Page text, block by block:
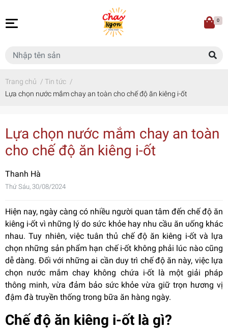
0
Trang chủ / Tin tức /
Lựa chọn nước mắm chay an toàn cho chế độ ăn kiêng i-ốt
Lựa chọn nước mắm chay an toàn
cho chế độ ăn kiêng i-ốt
Thanh Hà
Thứ Sáu, 30/08/2024
Hiện nay, ngày càng có nhiều người quan tâm đến chế độ ăn
kiêng i-ốt vì những lý do sức khỏe hay nhu cầu ăn uống khác
nhau. Tuy nhiên, việc tuân thủ chế độ ăn kiêng i-ốt và lựa
chọn những sản phẩm hạn chế i-ốt không phải lúc nào cũng
dễ dàng. Đối với những ai cần duy trì chế độ ăn này, việc lựa
chọn nước mắm chay không chứa i-ốt là một giải pháp
thông minh, vừa đảm bảo sức khỏe vừa giữ trọn hương vị
đậm đà truyền thống trong bữa ăn hàng ngày.
Chế độ ăn kiêng i-ốt là gì?